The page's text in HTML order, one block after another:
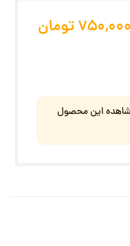
750,000تومان
این محصول